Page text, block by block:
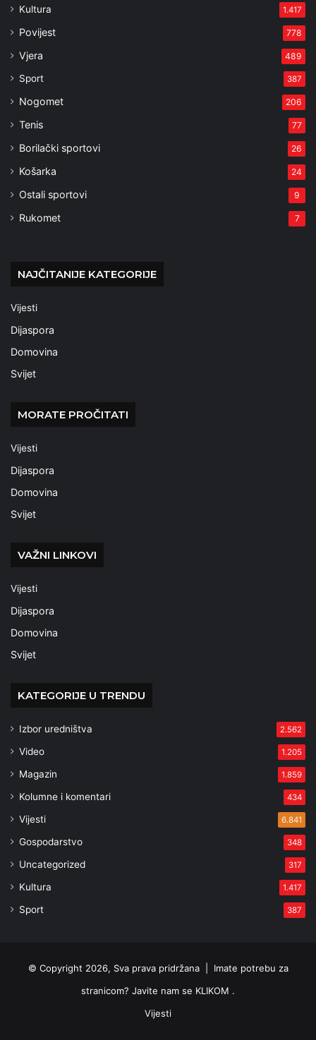
Kultura 1.417
Povijest 778
Vjera 489
Sport 387
Nogomet 206
Tenis 77
Borilački sportovi 26
Košarka 24
Ostali sportovi 9
Rukomet 7
NAJČITANIJE KATEGORIJE
Vijesti
Dijaspora
Domovina
Svijet
MORATE PROČITATI
Vijesti
Dijaspora
Domovina
Svijet
VAŽNI LINKOVI
Vijesti
Dijaspora
Domovina
Svijet
KATEGORIJE U TRENDU
Izbor uredništva 2.562
Video 1.205
Magazin 1.859
Kolumne i komentari 434
Vijesti 6.841
Gospodarstvo 348
Uncategorized 317
Kultura 1.417
Sport 387
© Copyright 2026, Sva prava pridržana | Imate potrebu za
stranicom? Javite nam se KLIKOM .
Vijesti